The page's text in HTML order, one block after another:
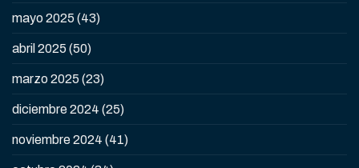
mayo 2025 (43)
abril 2025 (50)
marzo 2025 (23)
diciembre 2024 (25)
noviembre 2024 (41)